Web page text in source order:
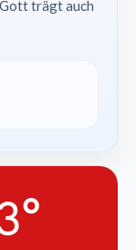
trägt auch